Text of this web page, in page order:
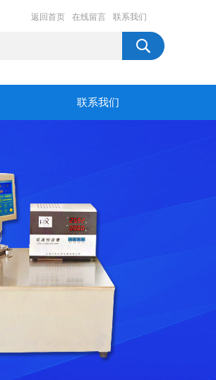
返回首页 在线留言 联系我们
联系我们